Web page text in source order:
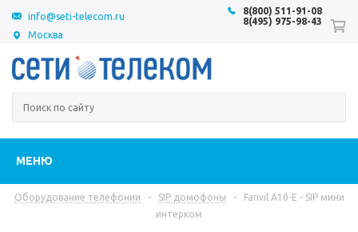
Москва
8(800) 511-91-08
8(495) 975-98-43
info@seti-telecom.ru
МЕНЮ
Оборудование телефонии - SIP домофоны -
Fanvil A10-E - SIP мини
интерком